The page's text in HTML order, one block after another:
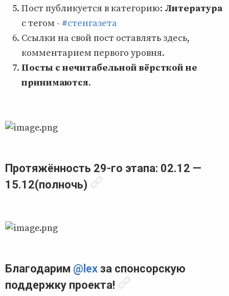
Пост публикуется в категорию: Литература
с тегом - #стенгазета
Ссылки на свой пост оставлять здесь,
комментарием первого уровня.
Посты с нечитабельной вёрсткой не
принимаются.
Протяжённость 29-го этапа: 02.12 —
15.12(полночь)
Благодарим @lex за спонсорскую
поддержку проекта!